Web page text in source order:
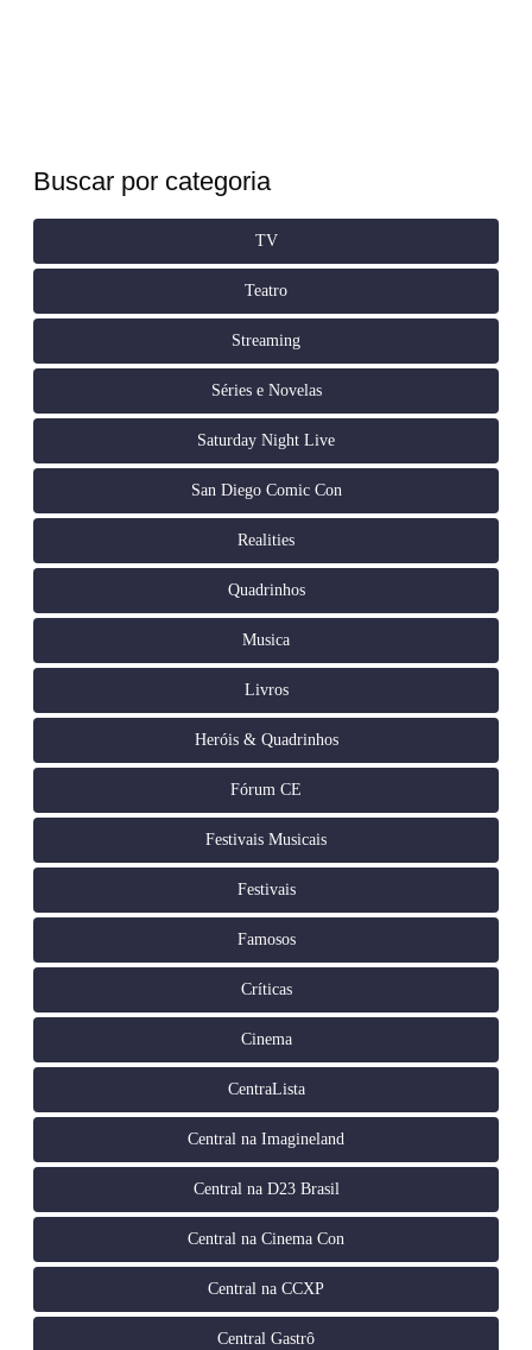
Buscar por categoria
TV
Teatro
Streaming
Séries e Novelas
Saturday Night Live
San Diego Comic Con
Realities
Quadrinhos
Musica
Livros
Heróis & Quadrinhos
Fórum CE
Festivais Musicais
Festivais
Famosos
Críticas
Cinema
CentraLista
Central na Imagineland
Central na D23 Brasil
Central na Cinema Con
Central na CCXP
Central Gastrô